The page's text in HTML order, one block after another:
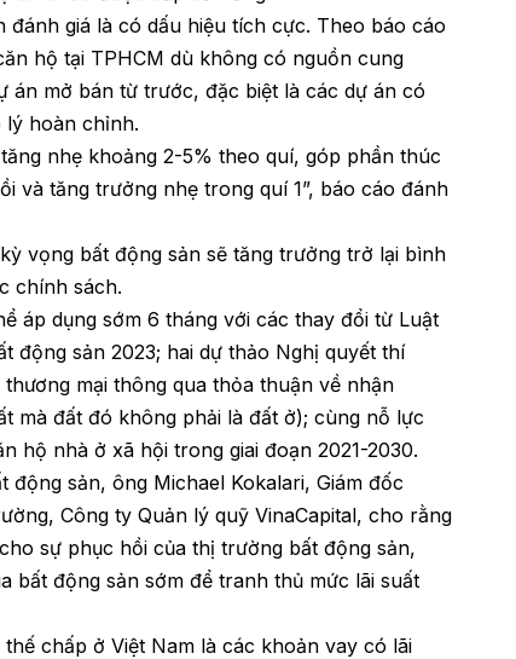
giá là có dấu hiệu tích cực. Theo báo cáo
hộ tại TPHCM dù không có nguồn cung
án mở bán từ trước, đặc biệt là các dự án có
lý hoàn chỉnh.
nhẹ khoảng 2-5% theo quí, góp phần thúc
và tăng trưởng nhẹ trong quí 1”, báo cáo đánh
vọng bất động sản sẽ tăng trưởng trở lại bình
chính sách.
áp dụng sớm 6 tháng với các thay đổi từ Luật
động sản 2023; hai dự thảo Nghị quyết thí
mại thông qua thỏa thuận về nhận
mà đất đó không phải là đất ở); cùng nỗ lực
hộ nhà ở xã hội trong giai đoạn 2021-2030.
sản, ông Michael Kokalari, Giám đốc
Công ty Quản lý quỹ VinaCapital, cho rằng
sự phục hồi của thị trường bất động sản,
bất động sản sớm để tranh thủ mức lãi suất
chấp ở Việt Nam là các khoản vay có lãi